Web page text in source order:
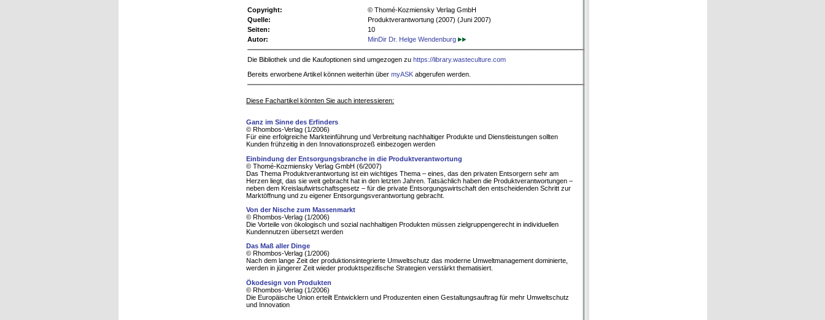
Copyright:
© Thomé-Kozmiensky Verlag GmbH
Quelle:
Produktverantwortung (2007) (Juni 2007)
Seiten:
10
Autor:
MinDir Dr. Helge Wendenburg
Die Bibliothek und die Kaufoptionen sind umgezogen zu https://library.wasteculture.com
Bereits erworbene Artikel können weiterhin über myASK abgerufen werden.
Diese Fachartikel könnten Sie auch interessieren:
Ganz im Sinne des Erfinders
© Rhombos-Verlag (1/2006)
Für eine erfolgreiche Markteinführung und Verbreitung nachhaltiger Produkte und Dienstleistungen sollten
Kunden frühzeitig in den Innovationsprozeß einbezogen werden
Einbindung der Entsorgungsbranche in die Produktverantwortung
© Thomé-Kozmiensky Verlag GmbH (6/2007)
Das Thema Produktverantwortung ist ein wichtiges Thema – eines, das den privaten Entsorgern sehr am
Herzen liegt, das sie weit gebracht hat in den letzten Jahren. Tatsächlich haben die Produktverantwortungen –
neben dem Kreislaufwirtschaftsgesetz – für die private Entsorgungswirtschaft den entscheidenden Schritt zur
Marktöffnung und zu eigener Entsorgungsverantwortung gebracht.
Von der Nische zum Massenmarkt
© Rhombos-Verlag (1/2006)
Die Vorteile von ökologisch und sozial nachhaltigen Produkten müssen zielgruppengerecht in individuellen
Kundennutzen übersetzt werden
Das Maß aller Dinge
© Rhombos-Verlag (1/2006)
Nach dem lange Zeit der produktionsintegrierte Umweltschutz das moderne Umweltmanagement dominierte,
werden in jüngerer Zeit wieder produktspezifische Strategien verstärkt thematisiert.
Ökodesign von Produkten
© Rhombos-Verlag (1/2006)
Die Europäische Union erteilt Entwicklern und Produzenten einen Gestaltungsauftrag für mehr Umweltschutz
und Innovation